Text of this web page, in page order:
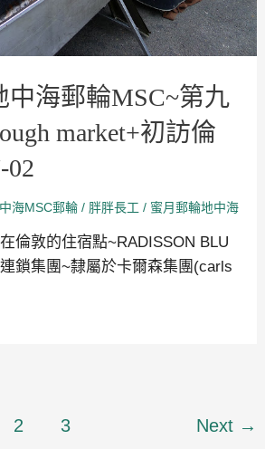
中海郵輪MSC~第九
market+初訪倫
02
海MSC郵輪 / 胖胖長工/ 蜜月郵輪地中海
倫敦的住宿點~RADISSON BLU
鎖集團~隸屬於卡爾森集團(carls
2 3 Next →